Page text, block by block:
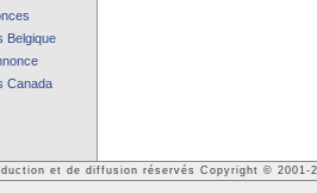
Belgique
Canada
et de diffusion réservés Copyright © 2001-